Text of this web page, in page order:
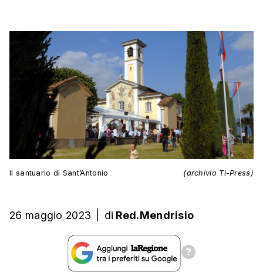
Il santuario di Sant’Antonio (archivio Ti-Press)
26 maggio 2023 di Red.Mendrisio